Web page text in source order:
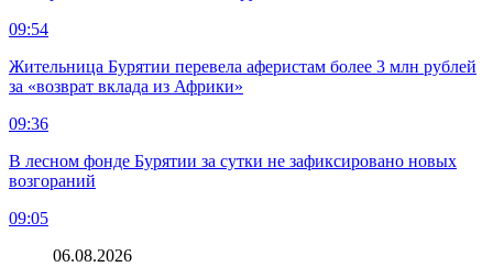
09:54
Жительница Бурятии перевела аферистам более 3 млн рублей
за «возврат вклада из Африки»
09:36
В лесном фонде Бурятии за сутки не зафиксировано новых
возгораний
09:05
06.08.2026